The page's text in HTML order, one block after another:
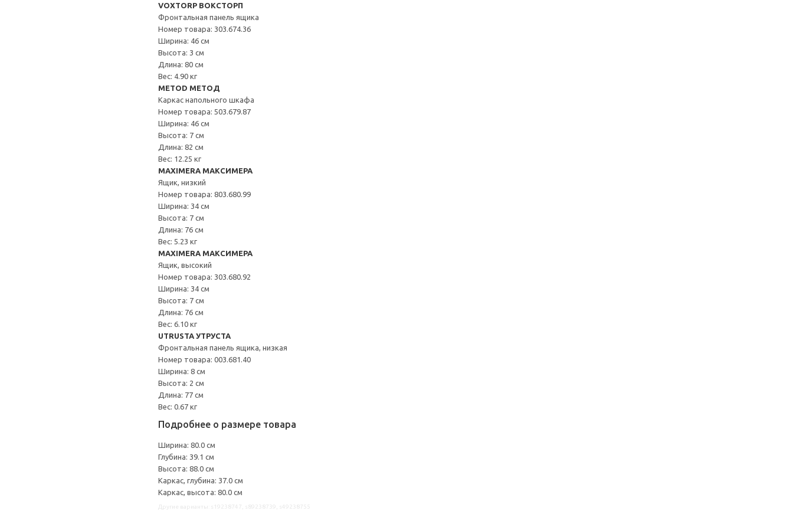
VOXTORP ВОКСТОРП
Фронтальная панель ящика
Номер товара: 303.674.36
Ширина: 46 см
Высота: 3 см
Длина: 80 см
Вес: 4.90 кг
METOD МЕТОД
Каркас напольного шкафа
Номер товара: 503.679.87
Ширина: 46 см
Высота: 7 см
Длина: 82 см
Вес: 12.25 кг
MAXIMERA МАКСИМЕРА
Ящик, низкий
Номер товара: 803.680.99
Ширина: 34 см
Высота: 7 см
Длина: 76 см
Вес: 5.23 кг
MAXIMERA МАКСИМЕРА
Ящик, высокий
Номер товара: 303.680.92
Ширина: 34 см
Высота: 7 см
Длина: 76 см
Вес: 6.10 кг
UTRUSTA УТРУСТА
Фронтальная панель ящика, низкая
Номер товара: 003.681.40
Ширина: 8 см
Высота: 2 см
Длина: 77 см
Вес: 0.67 кг
Подробнее о размере товара
Ширина: 80.0 см
Глубина: 39.1 см
Высота: 88.0 см
Каркас, глубина: 37.0 см
Каркас, высота: 80.0 см